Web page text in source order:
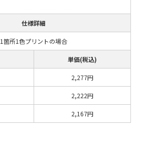
仕様詳細
1箇所1色プリントの場合
単価(税込)
2,277円
2,222円
2,167円